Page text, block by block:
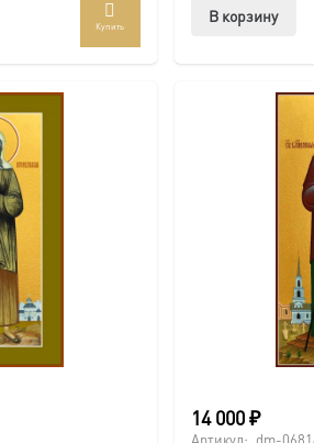
Купить
В корзину
14 000₽
Артикул: dm-